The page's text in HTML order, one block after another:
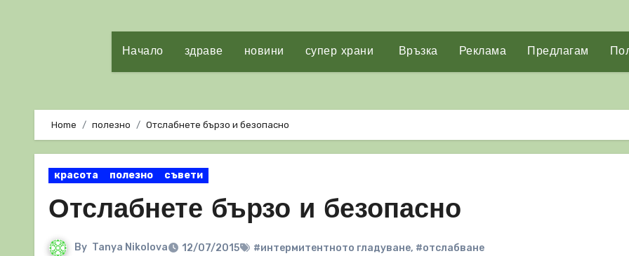
Начало здраве новини супер храни Връзка Реклама Предлагам
Home полезно Отслабнете бързо и безопасно
красота полезно съвети
Отслабнете бързо и безопасно
By Tanya Nikolova 12/07/2015 #интермитентното гладуване, #отслабване